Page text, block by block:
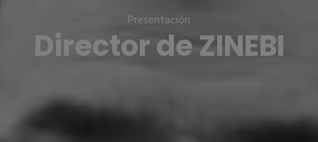
Presentación
Director de ZINEBI